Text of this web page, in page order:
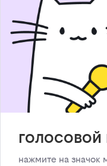
голосовой
нажмите на значок